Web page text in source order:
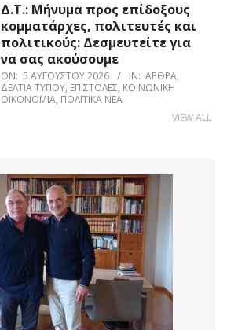
Δ.Τ.: Μήνυμα προς επίδοξους
κομματάρχες, πολιτευτές και
πολιτικούς: Δεσμευτείτε για
να σας ακούσουμε
ON: 5 ΑΥΓΟΎΣΤΟΥ 2026 IN: ΆΡΘΡΑ,
ΔΕΛΤΊΑ ΤΎΠΟΥ, ΕΠΙΣΤΟΛΈΣ, ΚΟΙΝΩΝΙΚΉ
ΟΙΚΟΝΟΜΊΑ, ΠΟΛΙΤΙΚΆ ΝΈΑ
VIEW ALL